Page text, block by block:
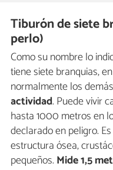
Tiburón de siete
perlo)
Como su nombre lo
tiene siete branquias,
normalmente los
actividad. Puede vivir
hasta 1000 metros en
declarado en peligro.
estructura ósea,
pequeños. Mide 1,5